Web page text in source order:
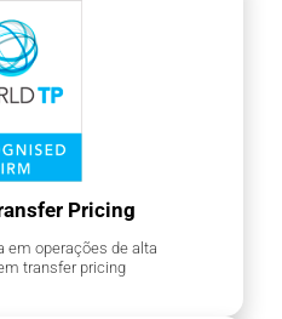
Pricing
em operações de alta
transfer pricing